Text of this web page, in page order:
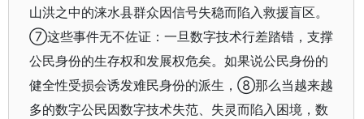
山洪之中的涞水县群众因信号失稳而陷入救援盲区。
⑦这些事件无不佐证：一旦数字技术行差踏错，支撑
公民身份的生存权和发展权危矣。如果说公民身份的
健全性受损会诱发难民身份的派生，⑧那么当越来越
多的数字公民因数字技术失范、失灵而陷入困境，数